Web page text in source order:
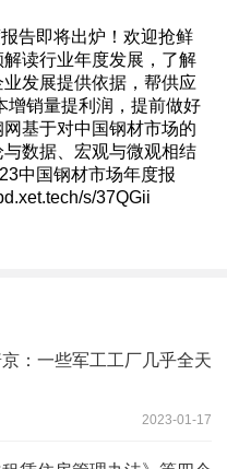
告即将出炉！欢迎抢鲜
读行业年度发展，了解
发展提供依据，帮供应
增销量提利润，提前做好
基于对中国钢材市场的
数据、宏观与微观相结
中国钢材市场年度报
s/37QGii
：一些军工工厂几乎全天
2023-01-17